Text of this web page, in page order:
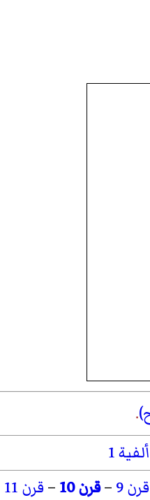
.
ألفية 1
قرن 9 –قرن 10 – قرن 11